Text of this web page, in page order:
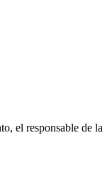
el responsable de la